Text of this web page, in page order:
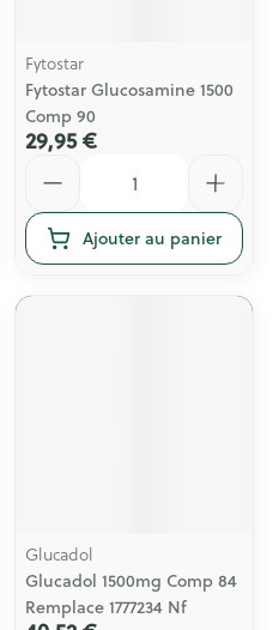
Fytostar
Fytostar Glucosamine 1500
Comp 90
29,95 €
Ajouter au panier
Glucadol
Glucadol 1500mg Comp 84
Remplace 1777234 Nf